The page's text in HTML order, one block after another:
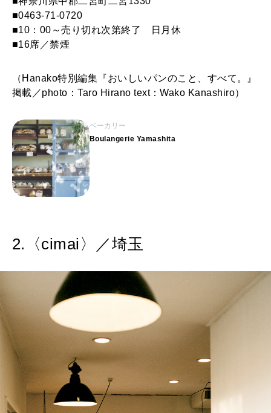
■0463-71-0720
■10：00～売り切れ次第終了 日月休
■16席／禁煙
（Hanako特別編集『おいしいパンのこと、すべて。』
掲載／photo：Taro Hirano text：Wako Kanashiro）
ベーカリー
Boulangerie Yamashita
2.〈cimai〉／埼玉